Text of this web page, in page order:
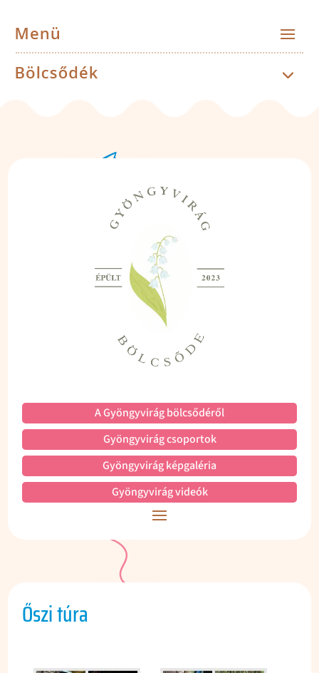
A Gyöngyvirág bölcsődéről
Gyöngyvirág csoportok
Gyöngyvirág képgaléria
Gyöngyvirág videók
Őszi túra